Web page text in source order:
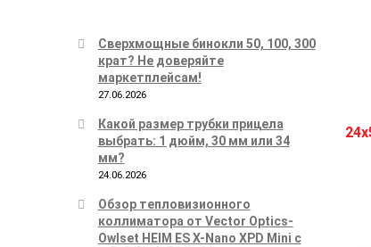
Сверхмощные бинокли 50, 100, 300
крат? Не доверяйте
маркетплейсам!
27.06.2026
Какой размер трубки прицела
выбрать: 1 дюйм, 30 мм или 34
мм?
24.06.2026
Обзор тепловизионного
коллиматора от Vector Optics-
Owlset HEIM ES X-Nano XPD Mini с